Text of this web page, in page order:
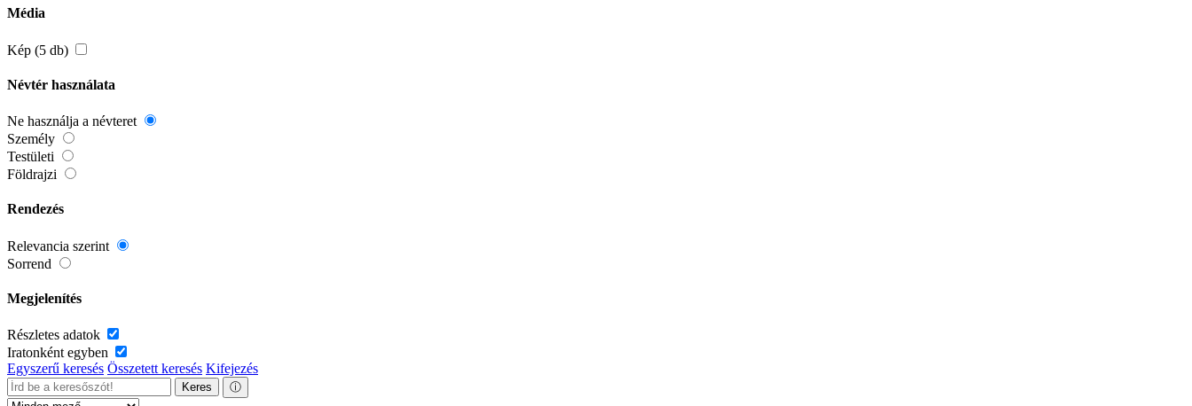
Média
Kép (5 db)
Névtér használata
Ne használja a névteret
Személy
Testületi
Földrajzi
Rendezés
Relevancia szerint
Sorrend
Megjelenítés
Részletes adatok
Iratonként egyben
Egyszerű keresés Összetett keresés Kifejezés
Keres ⓘ